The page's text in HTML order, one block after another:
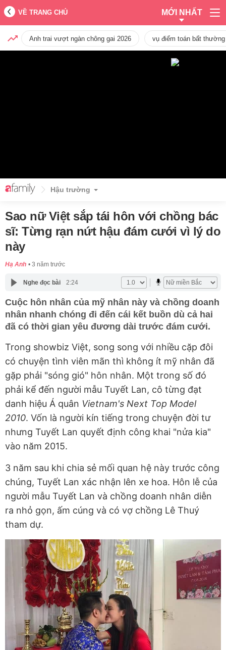
VỀ TRANG CHỦ MỚI NHẤT
Anh trai vượt ngàn chông gai 2026 vụ điểm toán bất
Hậu trường
Sao nữ Việt sắp tái hôn với chồng bác
sĩ: Từng rạn nứt hậu đám cưới vì lý do
này
Hạ Anh 3 năm trước
Nghe đọc bài 2:24
Cuộc hôn nhân của mỹ nhân này và chồng doanh
nhân nhanh chóng đi đến cái kết buồn dù cả hai
đã có thời gian yêu đương dài trước đám cưới.
Trong showbiz Việt, song song với nhiều cặp đôi
có chuyện tình viên mãn thì không ít mỹ nhân đã
gặp phải "sóng gió" hôn nhân. Một trong số đó
phải kể đến người mẫu Tuyết Lan, cô từng đạt
danh hiệu Á quân Vietnam's Next Top Model
2010. Vốn là người kín tiếng trong chuyện đời tư
nhưng Tuyết Lan quyết định công khai "nửa kia"
vào năm 2015.
3 năm sau khi chia sẻ mối quan hệ này trước công
chúng, Tuyết Lan xác nhận lên xe hoa. Hôn lễ của
người mẫu Tuyết Lan và chồng doanh nhân diễn
ra nhỏ gọn, ấm cúng và có vợ chồng Lê Thuý
tham dự.